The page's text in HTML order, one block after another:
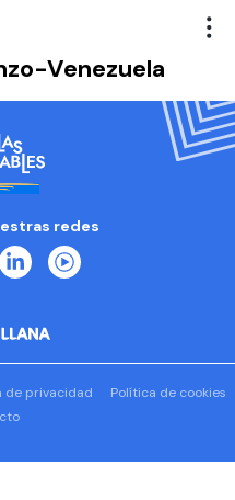
Venezuela
redes
de privacidad
Política de cookies